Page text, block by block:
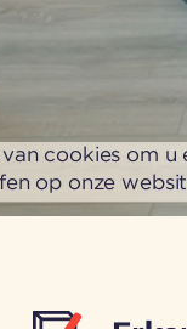
cookies om
op onze